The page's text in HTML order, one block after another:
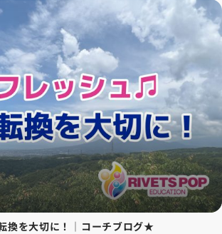
換を大切に！│コーチブログ★